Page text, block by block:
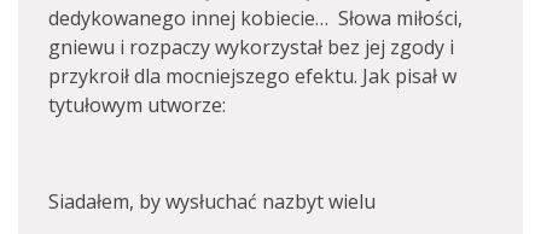
dedykowanego innej kobiecie… Słowa miłości,
gniewu i rozpaczy wykorzystał bez jej zgody i
przykroił dla mocniejszego efektu. Jak pisał w
tytułowym utworze:
Siadałem, by wysłuchać nazbyt wielu